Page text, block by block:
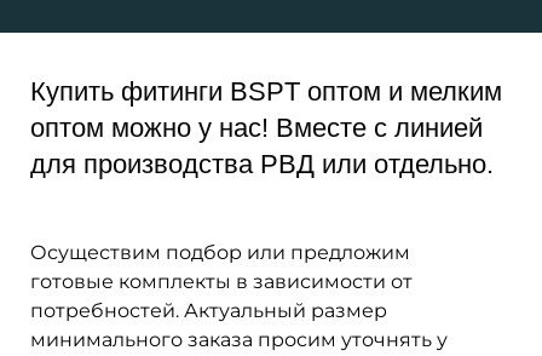
Осуществим подбор или предложим
готовые комплекты в зависимости от
потребностей. Актуальный размер
минимального заказа просим уточнять у
Купить фитинги BSPT оптом и мелким
оптом можно у нас! Вместе с линией
для производства РВД или отдельно.